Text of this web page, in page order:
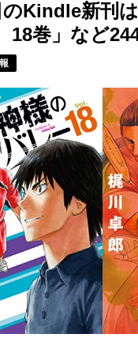
のKindle新刊
巻」など